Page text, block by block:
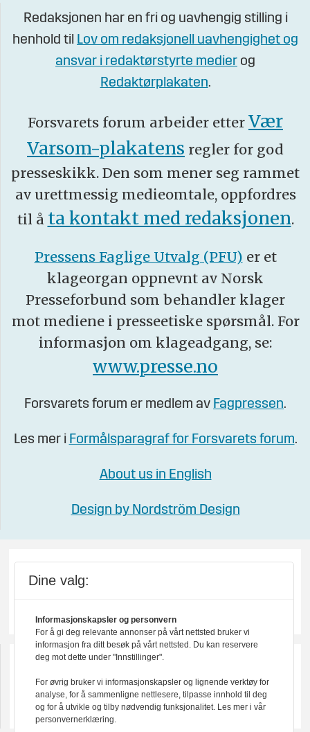
Redaksjonen har en fri og uavhengig stilling i
henhold til Lov om redaksjonell uavhengighet og
ansvar i redaktørstyrte medier og
Redaktørplakaten.
Forsvarets forum arbeider etter Vær
Varsom-plakatens regler for god
presseskikk. Den som mener seg rammet
av urettmessig medieomtale, oppfordres
til å ta kontakt med redaksjonen.
Pressens Faglige Utvalg (PFU) er et
klageorgan oppnevnt av Norsk
Presseforbund som behandler klager
mot mediene i presseetiske spørsmål. For
informasjon om klageadgang, se:
www.presse.no
Forsvarets forum er medlem av Fagpressen.
Les mer i Formålsparagraf for Forsvarets forum.
About us in English
Design by Nordström Design
Dine valg:
Informasjonskapsler og personvern
For å gi deg relevante annonser på vårt nettsted bruker vi
informasjon fra ditt besøk på vårt nettsted. Du kan reservere
deg mot dette under "Innstillinger".
For øvrig bruker vi informasjonskapsler og lignende verktøy for
analyse, for å sammenligne nettlesere, tilpasse innhold til deg
og for å utvikle og tilby nødvendig funksjonalitet. Les mer i vår
personvernerklæring.